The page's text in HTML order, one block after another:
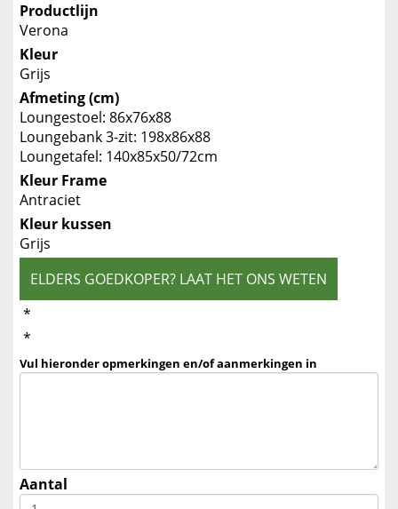
Productlijn
Verona
Kleur
Grijs
Afmeting (cm)
Loungestoel: 86x76x88
Loungebank 3-zit: 198x86x88
Loungetafel: 140x85x50/72cm
Kleur Frame
Antraciet
Kleur kussen
Grijs
ELDERS GOEDKOPER? LAAT HET ONS WETEN
*
*
Vul hieronder opmerkingen en/of aanmerkingen in
Aantal